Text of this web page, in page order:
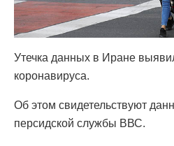
Утечка данных в Иране
коронавируса.
Об этом свидетельствуют
персидской службы ВВС.